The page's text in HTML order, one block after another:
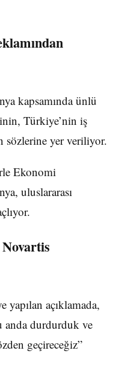
kapsamında ünlü
Türkiye’nin iş
sözlerine yer veriliyor.
Ekonomi
uluslararası
yapılan açıklamada,
anda durdurduk ve
geçireceğiz”